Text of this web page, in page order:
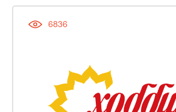
6836